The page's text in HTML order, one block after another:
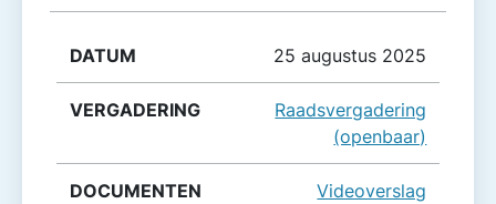
25 augustus 2025
Raadsvergadering
(openbaar)
Videoverslag